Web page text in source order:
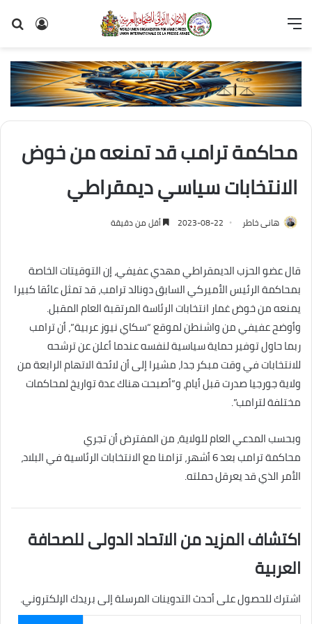
تسجيل
القائمة
محاكمة ترامب قد تمنعه من خوض
الانتخابات سياسي ديمقراطي
هانى خاطر 2023-08-22 أقل من دقيقة
قال عضو الحزب الديمقراطي مهدي عفيفي، إن التوقيتات الخاصة
بمحاكمة الرئيس الأميركي السابق دونالد ترامب، قد تمثل عائقا كبيرا
يمنعه من خوض غمار انتخابات الرئاسة المرتقبة العام المقبل.
وأوضح عفيفي من واشنطن لموقع “سكاي نيوز عربية”، أن ترامب
ربما حاول توفير حماية سياسية لنفسه عندما أعلن عن ترشحه
للانتخابات في وقت مبكر جدا، مشيرا إلى أن لائحة الاتهام الرابعة من
ولاية جورجيا صدرت قبل أيام، و”أصبحت هناك عدة تواريخ لمحاكمات
مختلفة لترامب”.
وبحسب المدعي العام للولاية، من المفترض أن تجري
محاكمة ترامب بعد 6 أشهر، تزامنا مع الانتخابات الرئاسية في البلاد،
الأمر الذي قد يعرقل حملته.
اكتشاف المزيد من الاتحاد الدولى للصحافة
العربية
اشترك للحصول على أحدث التدوينات المرسلة إلى بريدك الإلكتروني.